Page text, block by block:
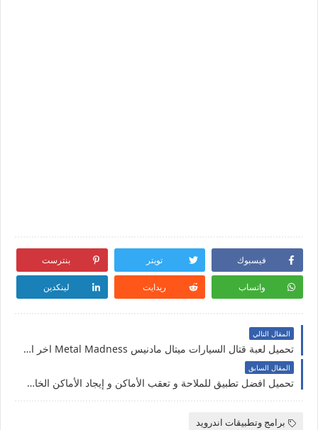
فيسبوك تويتر بنترست
واتساب ريدايت لينكدين
المقال التالي
تحميل لعبة قتال السيارات ميتال مادنيس Metal Madness اخر اصدار مهكرة جاهزة مجانا للاندرويد
المقال السابق
تحميل افضل تطبيق للملاحة و تعقب الأماكن و إيجاد الأماكن الخاصة بك بإستخدام الـ GPS للاندرويد
برامج وتطبيقات اندرويد